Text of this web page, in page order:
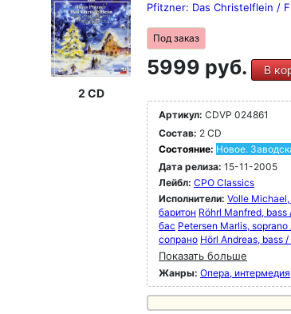
2 CD
Pfitzner: Das Christelflein /
Под заказ
5999 руб. В
Артикул: CDVP 024861
Состав: 2 CD
Состояние: Новое.
Дата релиза: 15-11-2005
Лейбл: CPO Classics
Исполнители: Volle
баритон Röhrl Manfred,
бас Petersen Marlis,
сопрано Hörl Andreas, bass
Показать больше
Жанры: Опера,